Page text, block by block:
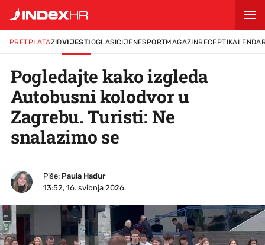
PRETPLATAZIDVIJESTIOGLASICIJENESPORTMAGAZINRECEPTI
Pogledajte kako izgleda
Autobusni kolodvor u
Zagrebu. Turisti: Ne
snalazimo se
Piše: Paula Hađur
13:52, 16. svibnja 2026.